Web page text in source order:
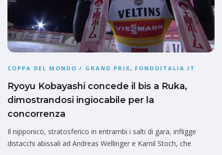
COPPA DEL MONDO / GRAND PRIX, FONDOITALIA.IT
Ryoyu Kobayashi concede il bis a Ruka,
dimostrandosi ingiocabile per la
concorrenza
Il nipponico, stratosferico in entrambi i salti di gara, infligge
distacchi abissali ad Andreas Wellinger e Kamil Stoch, che